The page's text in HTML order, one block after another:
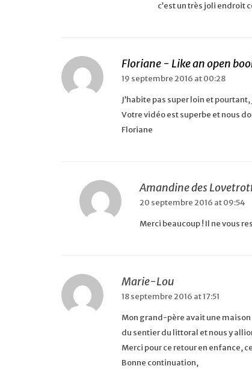
c’est un très joli endroit
Floriane - Like an open
19 septembre 2016 at 00:28
J’habite pas super loin et
Votre vidéo est superbe et nous
Floriane
Amandine des
20 septembre 2016 at 09:54
Merci beaucoup ! Il ne vous
Marie-Lou
18 septembre 2016 at 17:51
Mon grand-père avait une
du sentier du littoral et nous y
Merci pour ce retour en enfance,
Bonne continuation,